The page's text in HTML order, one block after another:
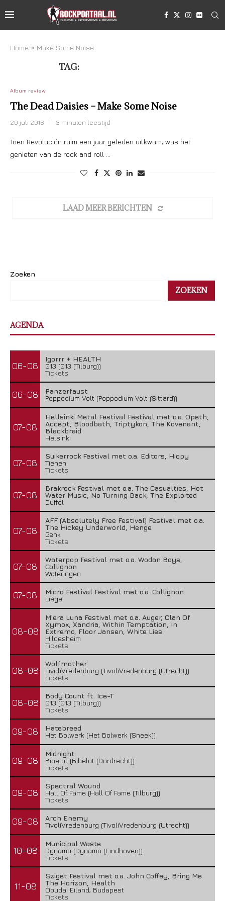
Home » Make Some Noise
TAG:
Album review
The Dead Daisies – Make Some Noise
20 juli 2016 3 minuten leestijd
Toen Revolución ruim een jaar geleden uitkwam, was het
genieten van de rock and roll …
LAAD MEER BERICHTEN
Zoeken
ZOEKEN
AGENDA
06-08
Igorrr + HEALTH
013 (013 (Tilburg))
Tickets
06-08
Panzerfaust
Poppodium Volt (Poppodium Volt (Sittard))
07-08
Hellsinki Metal Festival Festival met o.a. Opeth,
Accept, Bloodbath, Triptykon, The Kovenant,
Blackbraid
Helsinki
07-08
Suikerrock Festival met o.a. Editors, Hiqpy
Tienen
Tickets
07-08
Brakrock Festival met o.a. The Casualties, Hot
Water Music, No Turning Back, The Exploited
Duffel
07-08
AFF (Absolutely Free Festival) Festival met o.a.
The Hickey Underworld, Henge
Genk
Tickets
07-08
Waterpop Festival met o.a. Wodan Boys,
Collignon
Wateringen
07-08
Micro Festival Festival met o.a. Collignon
Liège
08-08
M'era Luna Festival met o.a. Auger, Clan Of
Xymox, Xandria, Within Temptation, In
Extremo, Floor Jansen, White Lies
Hildesheim
Tickets
08-08
Wolfmother
TivoliVredenburg (TivoliVredenburg (Utrecht))
Tickets
08-08
Body Count ft. Ice-T
013 (013 (Tilburg))
Tickets
09-08
Hatebreed
Het Bolwerk (Het Bolwerk (Sneek))
09-08
Midnight
Bibelot (Bibelot (Dordrecht))
Tickets
09-08
Spectral Wound
Hall Of Fame (Hall Of Fame (Tilburg))
Tickets
09-08
Arch Enemy
TivoliVredenburg (TivoliVredenburg (Utrecht))
10-08
Municipal Waste
Dynamo (Dynamo (Eindhoven))
Tickets
11-08
Sziget Festival met o.a. John Coffey, Bring Me
The Horizon, Health
Óbudai Eiland, Budapest
Tickets